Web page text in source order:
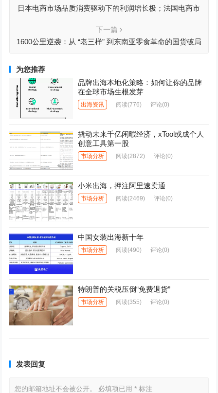
日本电商市场品质消费驱动下的利润增长极；法国电商市
下一篇
1600公里逆袭：从 “老三样” 到东南亚零食革命的国货破局
为您推荐
品牌出海本地化策略：如何让你的品牌
在全球市场生根发芽
出海资讯 阅读(776) 评论(0)
撬动未来千亿闲暇经济，xTool或成个人
创意工具第一股
市场分析 阅读(2872) 评论(0)
小米出海，押注阿里速卖通
市场分析 阅读(2469) 评论(0)
中国女装出海新十年
市场分析 阅读(490) 评论(0)
特朗普的关税压倒“免费退货”
市场分析 阅读(355) 评论(0)
发表回复
您的邮箱地址不会被公开。 必填项已用* 标注